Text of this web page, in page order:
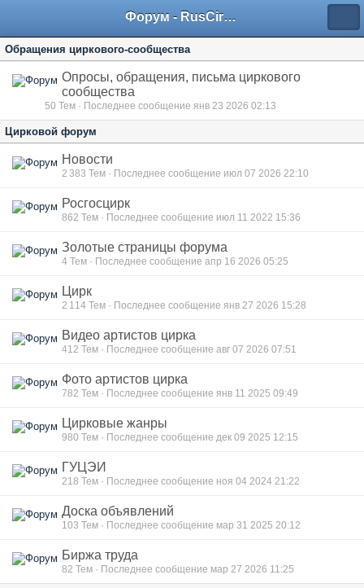
Форум - RusCircus.ru
Обращения циркового-сообщества
Опросы, обращения, письма циркового
сообщества
50 Тем · Последнее сообщение янв 23 2026 02:13
Цирковой форум
Новости
2 383 Тем · Последнее сообщение июл 07 2026 22:10
Росгосцирк
862 Тем · Последнее сообщение июл 11 2022 15:36
Золотые страницы форума
4 Тем · Последнее сообщение апр 16 2026 05:25
Цирк
2 114 Тем · Последнее сообщение янв 27 2026 15:28
Видео артистов цирка
412 Тем · Последнее сообщение авг 07 2026 07:51
Фото артистов цирка
782 Тем · Последнее сообщение янв 11 2025 09:49
Цирковые жанры
980 Тем · Последнее сообщение дек 09 2025 12:15
ГУЦЭИ
218 Тем · Последнее сообщение ноя 04 2024 21:22
Доска объявлений
103 Тем · Последнее сообщение мар 31 2025 20:12
Биржа труда
82 Тем · Последнее сообщение мар 27 2026 11:25